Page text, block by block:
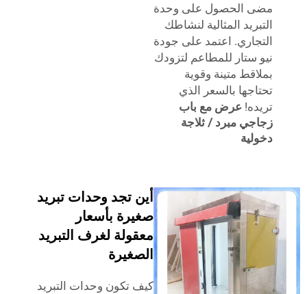
الحصول على وحدة
المثالية لنشاطك
اعتمد على جودة
للمطاعم لتزودك
متينة وقوية
بالسعر الذي
عرض مع باب
مبرد / ثلاجة
أين تجد وحدات تبريد
صغيرة بأسعار
معقولة لغرف التبريد
الصغيرة
كيف تكون وحدات التبريد